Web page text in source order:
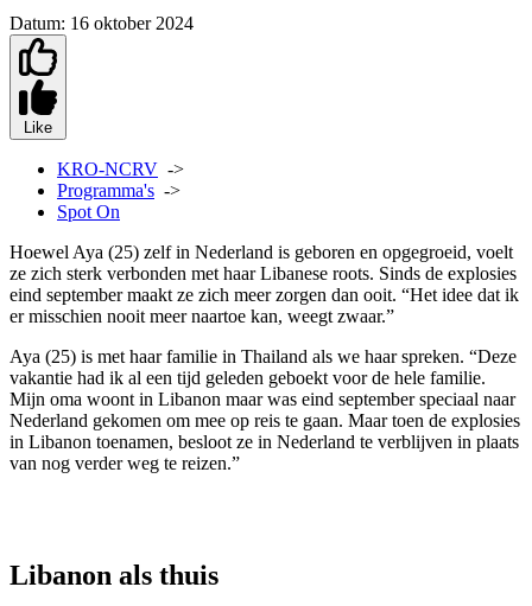
Datum: 16 oktober 2024
Like
KRO-NCRV ->
Programma's ->
Spot On
Hoewel Aya (25) zelf in Nederland is geboren en opgegroeid, voelt
ze zich sterk verbonden met haar Libanese roots. Sinds de explosies
eind september maakt ze zich meer zorgen dan ooit. “Het idee dat ik
er misschien nooit meer naartoe kan, weegt zwaar.”
Aya (25) is met haar familie in Thailand als we haar spreken. “Deze
vakantie had ik al een tijd geleden geboekt voor de hele familie.
Mijn oma woont in Libanon maar was eind september speciaal naar
Nederland gekomen om mee op reis te gaan. Maar toen de explosies
in Libanon toenamen, besloot ze in Nederland te verblijven in plaats
van nog verder weg te reizen.”
Libanon als thuis